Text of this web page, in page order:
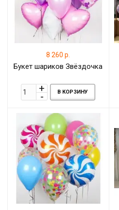
8 260 р.
Букет шариков Звёздочка
В КОРЗИНУ